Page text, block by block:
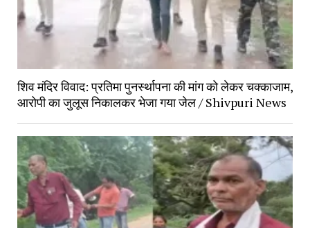
शिव मंदिर विवाद: प्रतिमा पुनर्स्थापना की मांग को लेकर चक्काजाम,
आरोपी का जुलूस निकालकर भेजा गया जेल / Shivpuri News